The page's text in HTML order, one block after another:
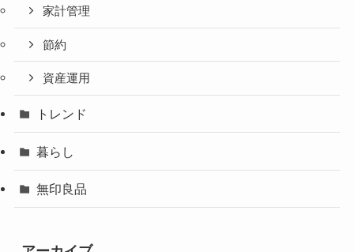
家計管理
節約
資産運用
トレンド
暮らし
無印良品